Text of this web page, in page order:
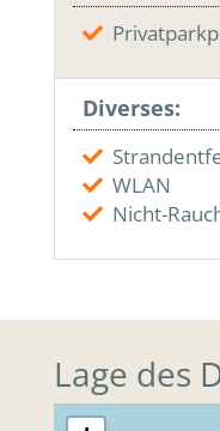
Diverses:
WLAN
Nicht-
Lage des